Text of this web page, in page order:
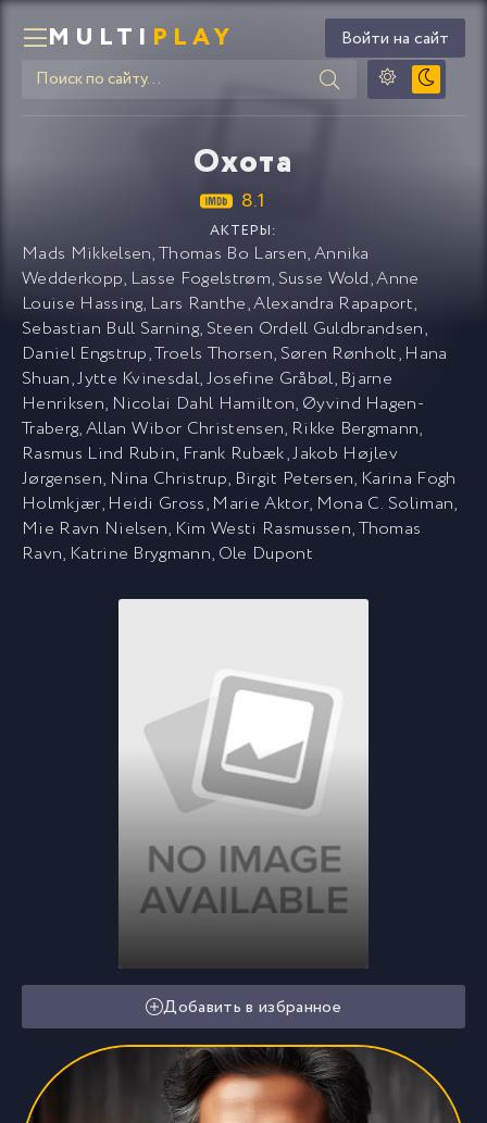
MULTI PLAY Войти на сайт
Охота
8.1
АКТЕРЫ:
Mads Mikkelsen,Thomas Bo Larsen,Annika
Wedderkopp, Lasse Fogelstrøm, Susse Wold,Anne
Louise Hassing, Lars Ranthe,Alexandra Rapaport,
Sebastian Bull Sarning, Steen Ordell Guldbrandsen,
Daniel Engstrup,Troels Thorsen, Søren Rønholt, Hana
Shuan,Jytte Kvinesdal,Josefine Gråbøl, Bjarne
Henriksen, Nicolai Dahl Hamilton, Øyvind Hagen-
Traberg,Allan Wibor Christensen, Rikke Bergmann,
Rasmus Lind Rubin, Frank Rubæk,Jakob Højlev
Jørgensen, Nina Christrup, Birgit Petersen, Karina Fogh
Holmkjær, Heidi Gross, Marie Aktor, Mona C. Soliman,
Mie Ravn Nielsen, Kim Westi Rasmussen,Thomas
Ravn, Katrine Brygmann, Ole Dupont
Добавить в избранное